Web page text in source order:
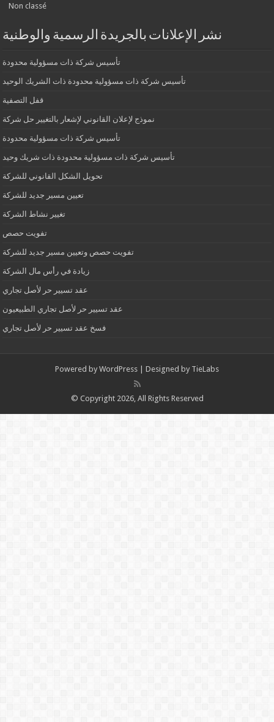
Non classé
نشر الإعلانات بالجريدة الرسمية والوطنية
تأسيس شركة ذات مسؤولية محدودة
تأسيس شركة ذات مسؤولية محدودة ذات الشريك الوحيد
قفل التصفية
نموذج لإعلان القانوني لإشعار بالتغيير حل شركة
تأسيس شركة ذات مسؤولية محدودة
تأسيس شركة ذات مسؤولية محدودة ذات شريك وحيد
تحويل الشكل القانوني للشركة
تعيين مسير جديد للشركة
تغيير نشاط الشركة
تفويت حصص
تفويت حصص وتعيين مسير جديد للشركة
زيادة في رأس مال الشركة
عقد تسيير حر لأصل تجاري
عقد تسيير حر لأصل تجاري الطبيعيون
فسخ عقد تسيير حر لأصل تجاري
Powered by WordPress | Designed by TieLabs
© Copyright 2026, All Rights Reserved